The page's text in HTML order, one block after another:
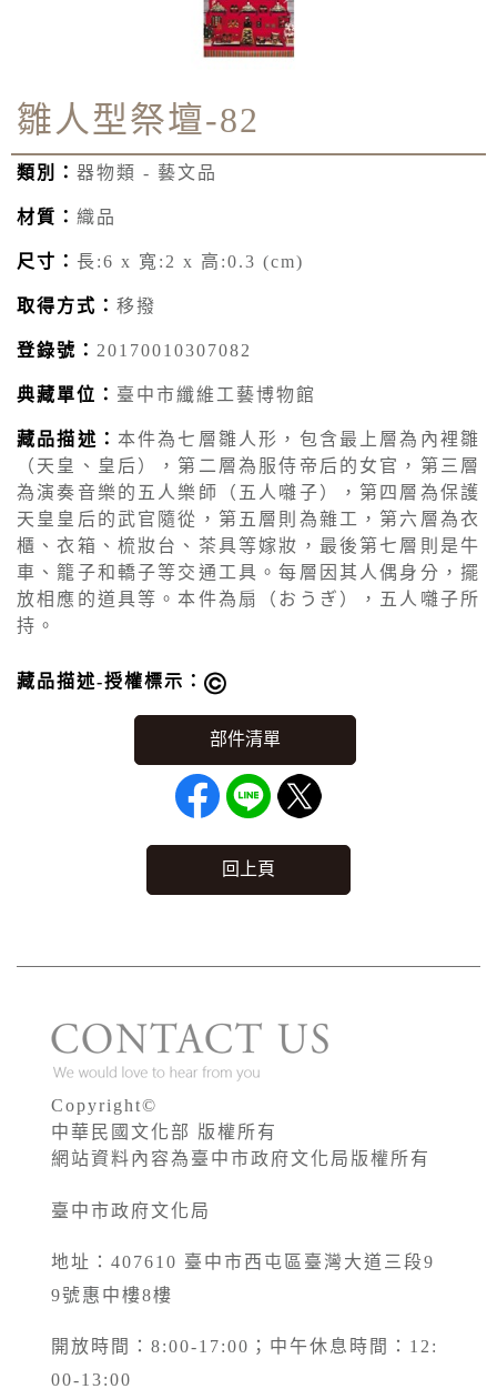
雛人型祭壇-82
類別： 器物類 - 藝文品
材質： 織品
尺寸： 長:6 x 寬:2 x 高:0.3 (cm)
取得方式： 移撥
登錄號： 20170010307082
典藏單位： 臺中市纖維工藝博物館
藏品描述： 本件為七層雛人形，包含最上層為內裡雛
（天皇、皇后），第二層為服侍帝后的女官，第三層
為演奏音樂的五人樂師（五人囃子），第四層為保護
天皇皇后的武官隨從，第五層則為雜工，第六層為衣
櫃、衣箱、梳妝台、茶具等嫁妝，最後第七層則是牛
車、籠子和轎子等交通工具。每層因其人偶身分，擺
放相應的道具等。本件為扇（おうぎ），五人囃子所
持。
藏品描述-授權標示：
回上頁
Copyright©
中華民國文化部 版權所有
網站資料內容為臺中市政府文化局版權所有
臺中市政府文化局
地址：407610 臺中市西屯區臺灣大道三段9
9號惠中樓8樓
開放時間：8:00-17:00；中午休息時間：12:
00-13:00